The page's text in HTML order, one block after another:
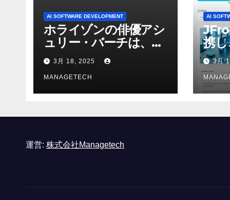
AI SOFTWARE DEVELOPMENT
ホライゾンの俳優アシ
ュリー・バーチは、ソ
ニーのAIアロイのビデ
オを見て「ゲームパフ
ォーマンスという芸術
形式に不安を感じた」
3月 18, 2025
MANAGETECH
AI
携
強化
3月
運営: 株式会社Managetech